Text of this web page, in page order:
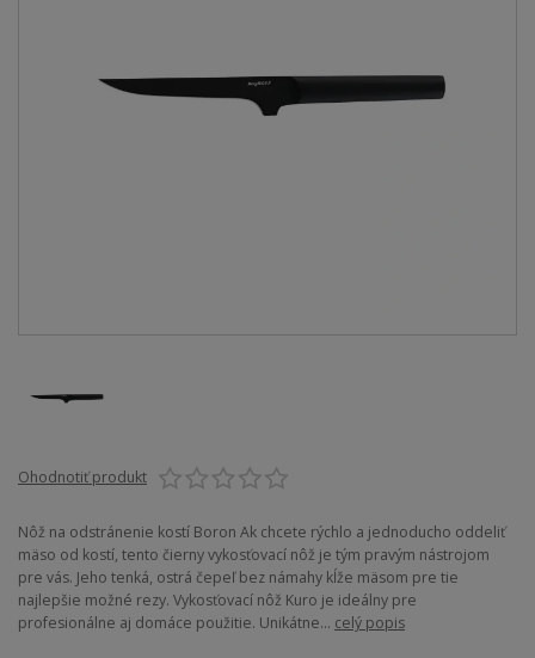
Ohodnotiť produkt
Nôž na odstránenie kostí Boron Ak chcete rýchlo a jednoducho oddeliť
mäso od kostí, tento čierny vykosťovací nôž je tým pravým nástrojom
pre vás. Jeho tenká, ostrá čepeľ bez námahy kĺže mäsom pre tie
najlepšie možné rezy. Vykosťovací nôž Kuro je ideálny pre
profesionálne aj domáce použitie. Unikátne... celý popis